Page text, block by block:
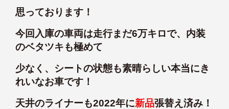
思っております！
今回入庫の車両は走行まだ6万キロで、内装
のベタツキも極めて
少なく、シートの状態も素晴らしい本当にき
れいなお車です！
天井のライナーも2022年に新品張替え済み！